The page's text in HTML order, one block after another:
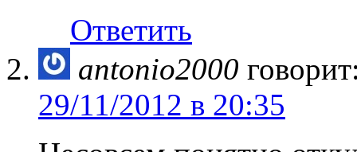
Ответить
antonio2000
29/11/2012 в 20:35